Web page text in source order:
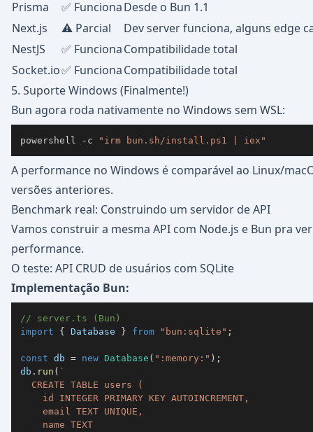
Prisma ✅ FuncionaDesde o Bun 1.1
Next.js
⚠️ Parcial
Dev server funciona, alguns edge
NestJS
✅ FuncionaCompatibilidade total
Socket.io✅ FuncionaCompatibilidade total
5. Suporte Windows (Finalmente!)
Bun agora roda nativamente no Windows sem WSL:
powershell - c "irm bun.sh/install.ps1 | iex"
A performance no Windows é comparável ao Linux/
versões anteriores.
Benchmark real: Construindo um servidor de API
Vamos construir a mesma API com Node.js e Bun pra
performance.
O teste: API CRUD de usuários com SQLite
Implementação Bun:
// server.ts (Bun)
import
{ Database } from "bun:sqlite" ;
const db = new Database ( ":memory:" ) ;
db . run ( `